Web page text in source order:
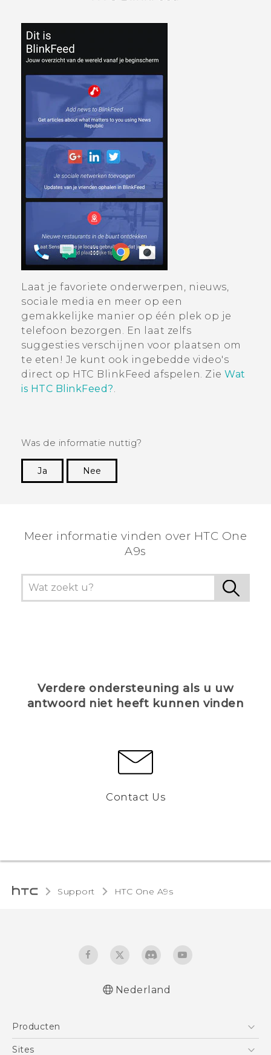
Laat je favoriete onderwerpen, nieuws,
sociale media en meer op een
gemakkelijke manier op één plek op je
telefoon bezorgen.
En laat zelfs
suggesties verschijnen voor plaatsen om
te eten! Je kunt ook ingebedde video's
direct op HTC BlinkFeed afspelen. Zie Wat
is HTC BlinkFeed?
Was de informatie nuttig?
Ja
Nee
Meer informatie vinden over HTC One
A9s
Verdere ondersteuning als u uw
antwoord niet heeft kunnen vinden
Contact Us
Support HTC One A9s‎
Nederlands - Gebruikershandleiding
Nederland
Producten
Telefoons
Sites